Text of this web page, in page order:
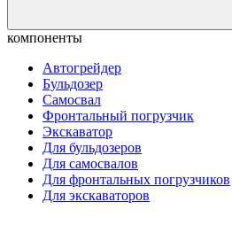
компоненты
Автогрейдер
Бульдозер
Самосвал
Фронтальный погрузчик
Экскаватор
Для бульдозеров
Для самосвалов
Для фронтальных погрузчиков
Для экскаваторов